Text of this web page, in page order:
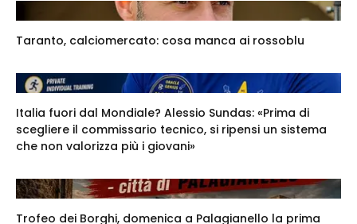
Taranto, calciomercato: cosa manca ai rossoblu
Italia fuori dal Mondiale? Alessio Sundas: «Prima di
scegliere il commissario tecnico, si ripensi un sistema
che non valorizza più i giovani»
Trofeo dei Borghi, domenica a Palagianello la prima